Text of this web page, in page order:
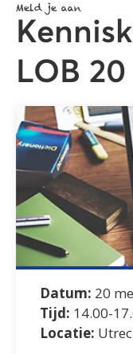
Meld je aan
LOB
Datum: 20
Tijd: 14.00-
Locatie: